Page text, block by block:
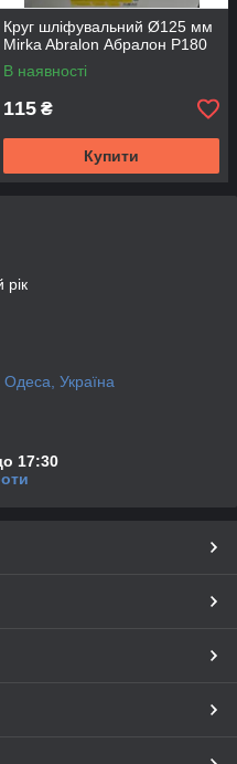
Круг шліфувальний Ø125 мм
Mirka Abralon Абралон P180
В наявності
115 ₴
Купити
рік
Україна
17:30